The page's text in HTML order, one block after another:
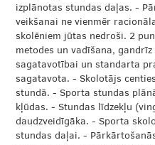
izplānotas stundas daļas. -
veikšanai ne vienmēr
skolēniem jūtas nedroši. 2
metodes un vadīšana,
sagatavotībai un standarta
sagatavota. - Skolotājs
stundā. - Sporta stundas
kļūdas. - Stundas līdzekļu
daudzveidīgāka. - Sporta
stundas daļai. -